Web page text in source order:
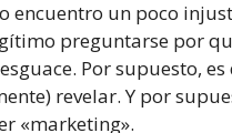
encuentro un poco
preguntarse por
Por supuesto,
revelar. Y por
«marketing».